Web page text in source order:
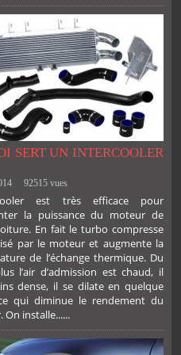
SERT UN INTERCOOLER
92515 vues
est très efficace pour
la puissance du moteur de
En fait le turbo compresse
par le moteur et augmente la
de l’échange thermique. Du
l’air d’admission est chaud, il
dense, il se dilate en quelque
qui diminue le rendement du
On installe......